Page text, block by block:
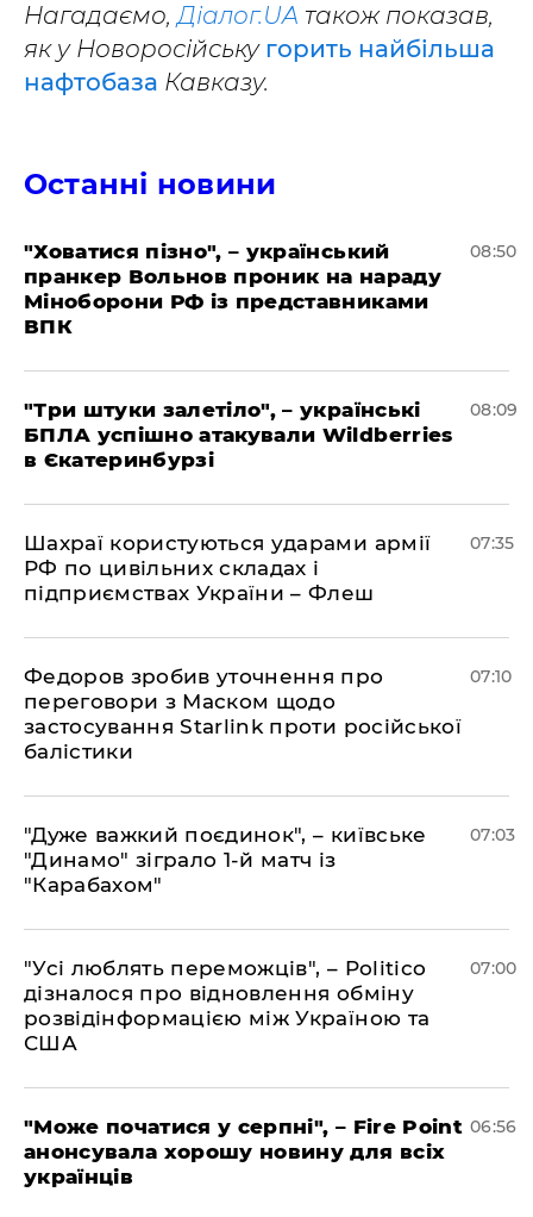
Нагадаємо,Діалог.UA також показав,
як у Новоросійськугорить найбільша
нафтобаза Кавказу.
Останні новини
"Ховатися пізно", – український
пранкер Вольнов проник на нараду
Міноборони РФ із представниками
ВПК
08:50
"Три штуки залетіло", – українські
БПЛА успішно атакували Wildberries
в Єкатеринбурзі
08:09
Шахраї користуються ударами армії
РФ по цивільних складах і
підприємствах України – Флеш
07:35
Федоров зробив уточнення про
переговори з Маском щодо
застосування Starlink проти російської
балістики
07:10
"Дуже важкий поєдинок", – київське
"Динамо" зіграло 1-й матч із
"Карабахом"
07:03
"Усі люблять переможців", – Politico
дізналося про відновлення обміну
розвідінформацією між Україною та
США
07:00
"Може початися у серпні", – Fire Point
анонсувала хорошу новину для всіх
українців
06:56